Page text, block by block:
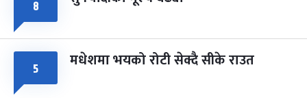
८
५ मधेशमा भयको रोटी सेक्दै सीके राउत